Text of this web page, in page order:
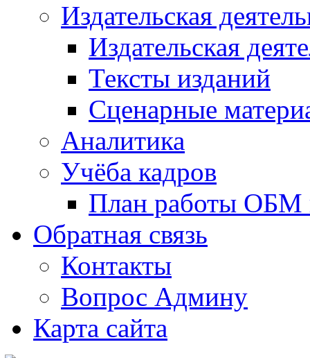
Издательская
Издательская
Тексты изданий
Сценарные
Аналитика
Учёба кадров
План работы ОБМ
Обратная связь
Контакты
Вопрос Админу
Карта сайта